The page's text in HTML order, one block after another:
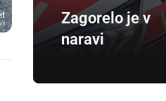
Zagorelo je v
naravi